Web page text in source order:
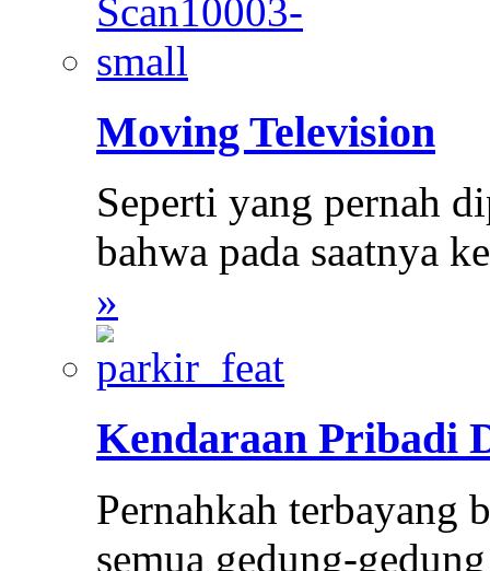
Moving Television
Seperti yang pernah
bahwa pada saatnya
»
Kendaraan Pribadi
Pernahkah terbayang
semua gedung-